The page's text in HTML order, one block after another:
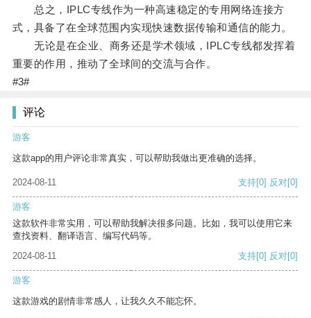
总之，IPLC专线作为一种高速稳定的专用网络连接方
式，具备了在全球范围内实现快速数据传输和通信的能力。
无论是在企业、商务还是学术领域，IPLC专线都发挥着
重要的作用，推动了全球间的交流与合作。
#3#
评论
游客
这款app的用户评论非常真实，可以帮助我做出更准确的选择。
2024-08-11 支持[0] 反对[0]
游客
这款软件非常实用，可以帮助我解决很多问题。比如，我可以使用它来
查找资料、翻译语言、编写代码等。
2024-08-11
支持[0] 反对[0]
游客
这款游戏的剧情非常感人，让我久久不能忘怀。